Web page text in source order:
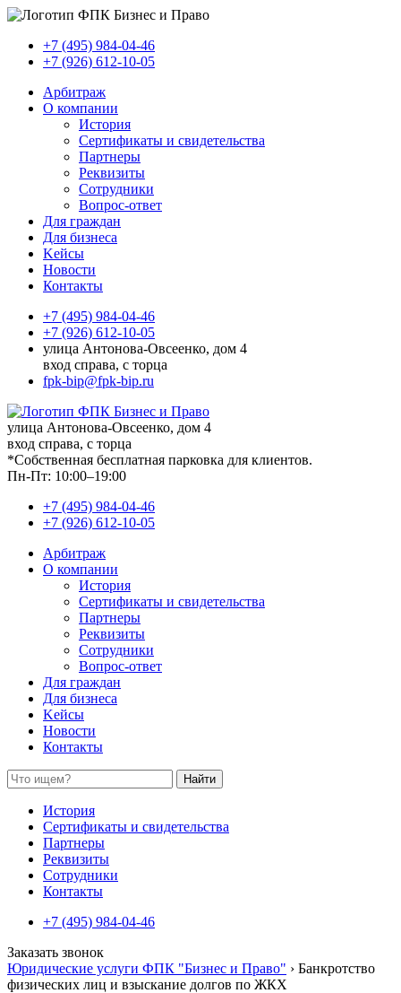
+7 (495) 984-04-46
+7 (926) 612-10-05
Арбитраж
О компании
История
Сертификаты и свидетельства
Партнеры
Реквизиты
Сотрудники
Вопрос-ответ
Для граждан
Для бизнеса
Kейсы
Новости
Контакты
+7 (495) 984-04-46
+7 (926) 612-10-05
улица Антонова-Овсеенко, дом 4
вход справа, с торца
fpk-bip@fpk-bip.ru
улица Антонова-Овсеенко, дом 4
вход справа, с торца
*Собственная бесплатная парковка для клиентов.
Пн-Пт: 10:00–19:00
+7 (495) 984-04-46
+7 (926) 612-10-05
Арбитраж
О компании
История
Сертификаты и свидетельства
Партнеры
Реквизиты
Сотрудники
Вопрос-ответ
Для граждан
Для бизнеса
Kейсы
Новости
Контакты
История
Сертификаты и свидетельства
Партнеры
Реквизиты
Сотрудники
Контакты
+7 (495) 984-04-46
Заказать звонок
Юридические услуги ФПК "Бизнес и Право" › Банкротство
физических лиц и взыскание долгов по ЖКХ